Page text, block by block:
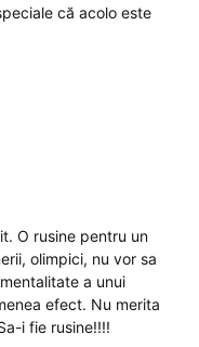
că acolo este
O rusine pentru un
olimpici, nu vor sa
a unui
efect. Nu merita
i fie rusine!!!!